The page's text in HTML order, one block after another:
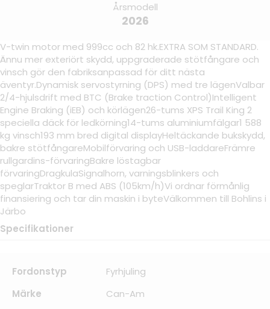
Årsmodell
2026
V-twin motor med 999cc och 82 hk.EXTRA SOM STANDARD.
Ännu mer exteriört skydd, uppgraderade stötfångare och
vinsch gör den fabriksanpassad för ditt nästa
äventyr.Dynamisk servostyrning (DPS) med tre lägenValbar
2/4-hjulsdrift med BTC (Brake traction Control)Intelligent
Engine Braking (iEB) och körlägen26-tums XPS Trail King 2
speciella däck för ledkörning14-tums aluminiumfälgar1 588
kg vinsch193 mm bred digital displayHeltäckande bukskydd,
bakre stötfångareMobilförvaring och USB-laddareFrämre
rullgardins-förvaringBakre löstagbar
förvaringDragkulaSignalhorn, varningsblinkers och
speglarTraktor B med ABS (105km/h)Vi ordnar förmånlig
finansiering och tar din maskin i byteVälkommen till Bohlins i
Järbo
Specifikationer
Fordonstyp
Fyrhjuling
Märke
Can-Am